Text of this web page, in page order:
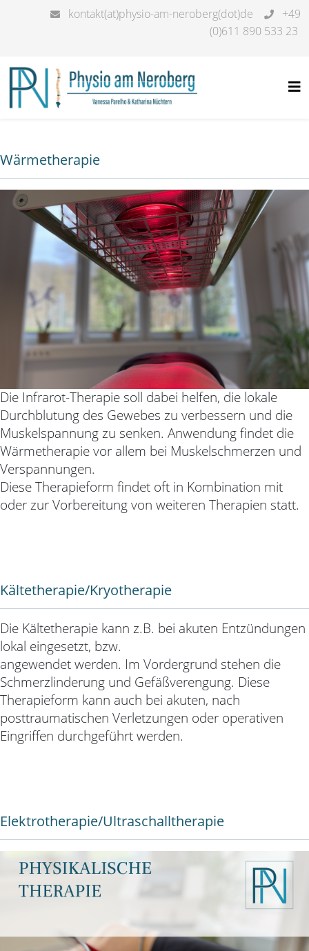
kontakt(at)physio-am-neroberg(dot)de
+49
(0)611 890 533 23
Wärmetherapie
Die Infrarot-Therapie soll dabei helfen, die lokale
Durchblutung des Gewebes zu verbessern und die
Muskelspannung zu senken. Anwendung findet die
Wärmetherapie vor allem bei Muskelschmerzen und
Verspannungen.
Diese Therapieform findet oft in Kombination mit
oder zur Vorbereitung von weiteren Therapien statt.
Kältetherapie/Kryotherapie
Die Kältetherapie kann z.B. bei akuten Entzündungen
lokal eingesetzt, bzw.
angewendet werden. Im Vordergrund stehen die
Schmerzlinderung und Gefäßverengung. Diese
Therapieform kann auch bei akuten, nach
posttraumatischen Verletzungen oder operativen
Eingriffen durchgeführt werden.
Elektrotherapie/Ultraschalltherapie